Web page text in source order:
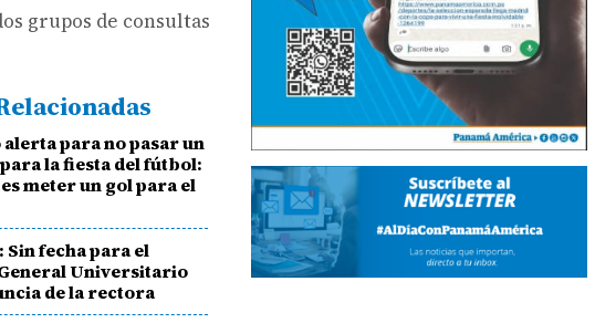
grupos de consultas
para no pasar un
la fiesta del fútbol:
meter un gol para el
Sin fecha para el
Universitario
de la rectora